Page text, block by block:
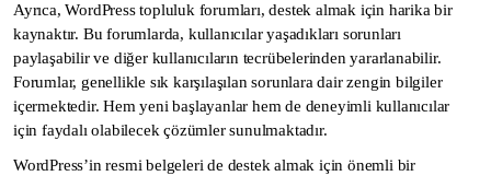
Ayrıca, WordPress topluluk forumları, destek almak için harika bir
kaynaktır. Bu forumlarda, kullanıcılar yaşadıkları sorunları
paylaşabilir ve diğer kullanıcıların tecrübelerinden yararlanabilir.
Forumlar, genellikle sık karşılaşılan sorunlara dair zengin bilgiler
içermektedir. Hem yeni başlayanlar hem de deneyimli kullanıcılar
için faydalı olabilecek çözümler sunulmaktadır.
WordPress’in resmi belgeleri de destek almak için önemli bir